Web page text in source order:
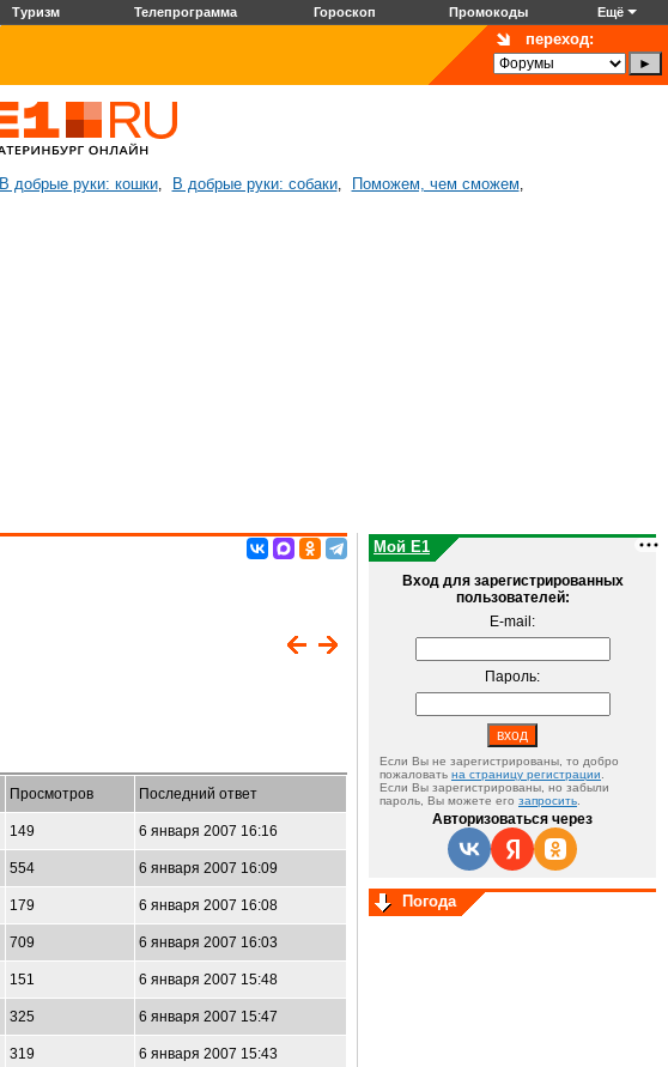
Туризм Телепрограмма Гороскоп Промокоды Ещё
переход:
В добрые руки: кошки, В добрые руки: собаки, Поможем, чем сможем,
Просмотров Последний ответ
149 6 января 2007 16:16
554 6 января 2007 16:09
179 6 января 2007 16:08
709 6 января 2007 16:03
151 6 января 2007 15:48
325 6 января 2007 15:47
319 6 января 2007 15:43
Мой E1
Вход для зарегистрированных
пользователей:
E-mail:
Пароль:
Если Вы не зарегистрированы, то добро
пожаловать на страницу регистрации
Если Вы зарегистрированы, но забыли
пароль, Вы можете его запросить
Авторизоваться через
Погода